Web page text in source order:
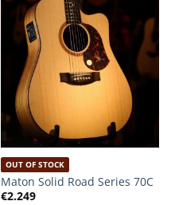
OUT OF STOCK
Maton Solid Road Series 70C
€2.249